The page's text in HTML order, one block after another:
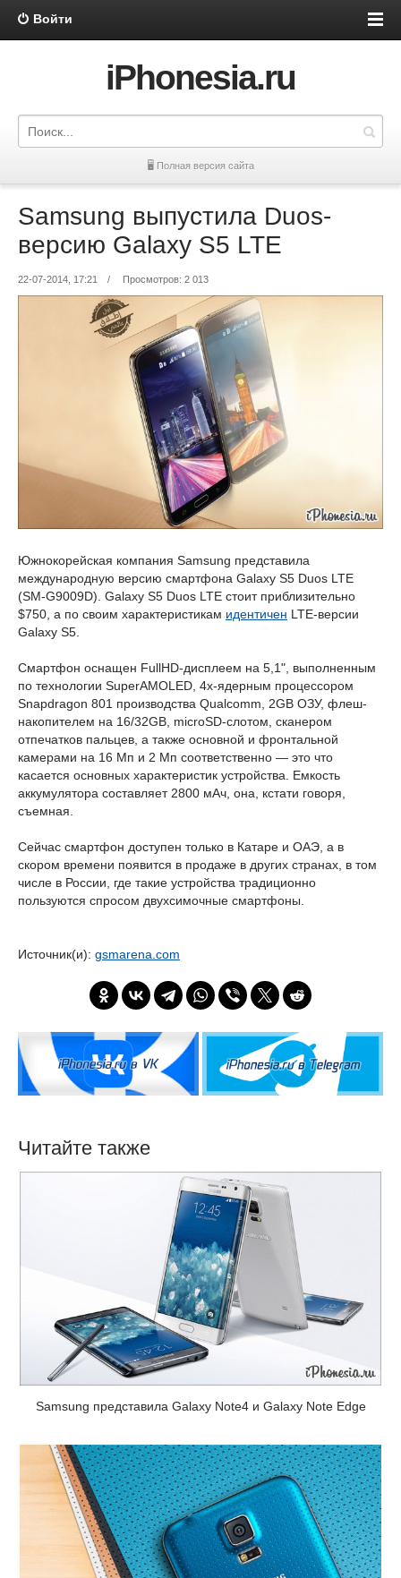
Войти
iPhonesia.ru
🖥 Полная версия сайта
Samsung выпустила Duos-
версию Galaxy S5 LTE
22-07-2014, 17:21 / Просмотров: 2 013
Южнокорейская компания Samsung представила
международную версию смартфона Galaxy S5 Duos LTE
(SM-G9009D). Galaxy S5 Duos LTE стоит приблизительно
$750, а по своим характеристикам идентичен LTE-версии
Galaxy S5.
Смартфон оснащен FullHD-дисплеем на 5,1", выполненным
по технологии SuperAMOLED, 4х-ядерным процессором
Snapdragon 801 производства Qualcomm, 2GB ОЗУ, флеш-
накопителем на 16/32GB, microSD-слотом, сканером
отпечатков пальцев, а также основной и фронтальной
камерами на 16 Мп и 2 Мп соответственно — это что
касается основных характеристик устройства. Емкость
аккумулятора составляет 2800 мАч, она, кстати говоря,
съемная.
Сейчас смартфон доступен только в Катаре и ОАЭ, а в
скором времени появится в продаже в других странах, в том
числе в России, где такие устройства традиционно
пользуются спросом двухсимочные смартфоны.
Источник(и): gsmarena.com
Читайте также
Samsung представила Galaxy Note4 и Galaxy Note Edge